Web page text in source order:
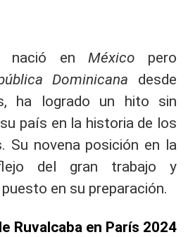
nació en México pero
Dominicana desde
ha logrado un hito sin
país en la historia de los
Su novena posición en la
del gran trabajo y
en su preparación.
Ruvalcaba en París 2024